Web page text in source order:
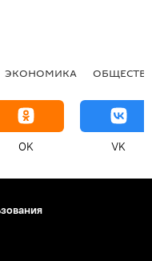
ЭКОНОМИКА
OK VK